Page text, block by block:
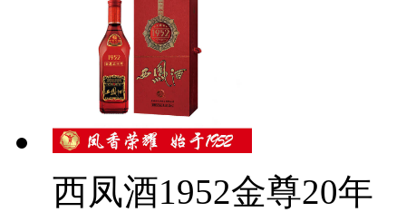
西凤酒1952金尊20年